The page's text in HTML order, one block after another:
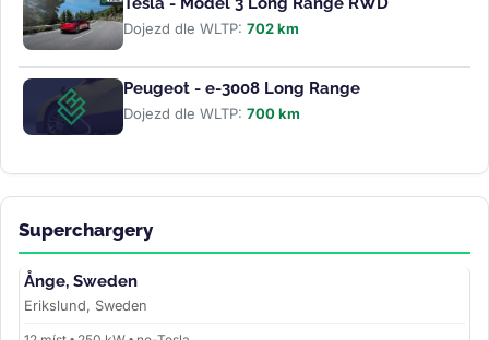
Dojezd dle WLTP: 702 km
Peugeot - e-3008 Long Range
Dojezd dle WLTP: 700 km
Superchargery
Ånge, Sweden
Erikslund, Sweden